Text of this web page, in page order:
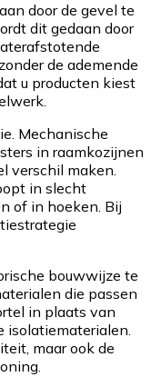
door de gevel te
dit gedaan door
de ademende
u producten kiest
Mechanische
in raamkozijnen
verschil maken.
in slecht
of in hoeken. Bij
bouwwijze te
die passen
in plaats van
isolatiematerialen.
maar ook de